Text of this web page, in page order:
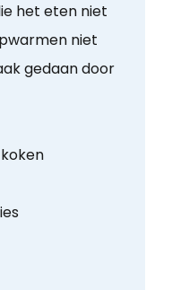
het eten niet
niet
gedaan door